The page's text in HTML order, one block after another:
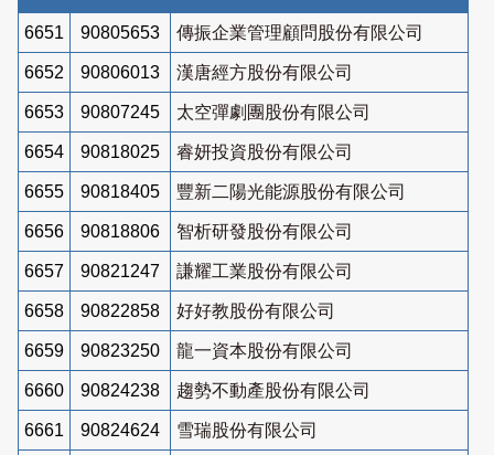
6651 90805653 傳振企業管理顧問股份有限公司
6652 90806013 漢唐經方股份有限公司
6653 90807245 太空彈劇團股份有限公司
6654 90818025 睿妍投資股份有限公司
6655 90818405 豐新二陽光能源股份有限公司
6656 90818806 智析研發股份有限公司
6657 90821247 謙耀工業股份有限公司
6658 90822858 好好教股份有限公司
6659 90823250 龍一資本股份有限公司
6660 90824238 趨勢不動產股份有限公司
6661 90824624 雪瑞股份有限公司